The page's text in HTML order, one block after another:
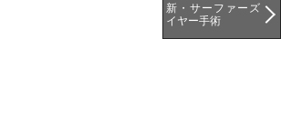
新・サーファーズ
イヤー手術